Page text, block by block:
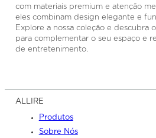
com materiais premium e atenção
eles combinam design elegante e
Explore a nossa coleção e descubra
para complementar o seu espaço e
de entretenimento.
ALLIRE
Produtos
Sobre Nós